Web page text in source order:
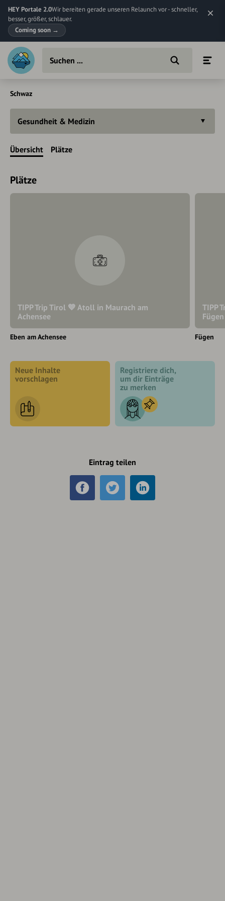
HEY Portale 2.0Wir bereiten gerade unseren Relaunch vor - schneller,
besser, größer, schlauer.
Coming soon →
Schwaz
Gesundheit & Medizin
Übersicht Plätze
Plätze
TIPP Trip Tirol 💙 Atoll in Maurach am
Achensee
Eben am Achensee
TIPP
Fügen
Fügen
Neue Inhalte
vorschlagen
Registriere dich,
um dir Einträge
zu merken
Eintrag teilen